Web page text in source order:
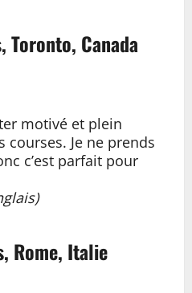
Toronto, Canada
motivé et plein
courses. Je ne prends
c’est parfait pour
Rome, Italie